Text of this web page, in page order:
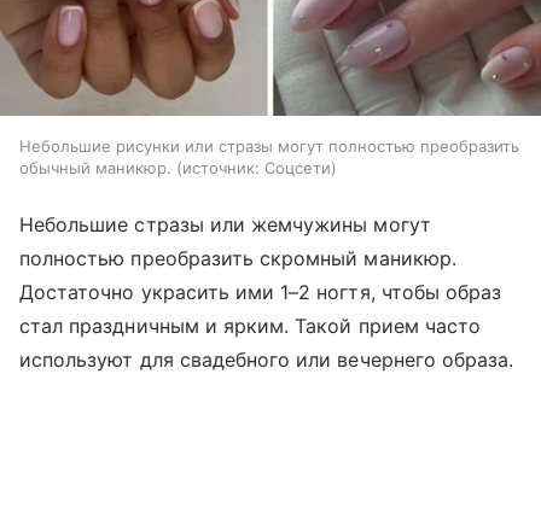
Небольшие рисунки или стразы могут полностью преобразить
обычный маникюр.
источник: Соцсети
Небольшие стразы или жемчужины могут
полностью преобразить скромный маникюр.
Достаточно украсить ими 1–2 ногтя, чтобы образ
стал праздничным и ярким. Такой прием часто
используют для свадебного или вечернего образа.